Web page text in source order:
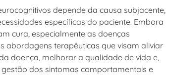
depende da causa subjacente,
específicas do paciente. Embora
cura, especialmente as doenças
abordagens terapêuticas que visam aliviar
doença, melhorar a qualidade de vida e,
dos sintomas comportamentais e